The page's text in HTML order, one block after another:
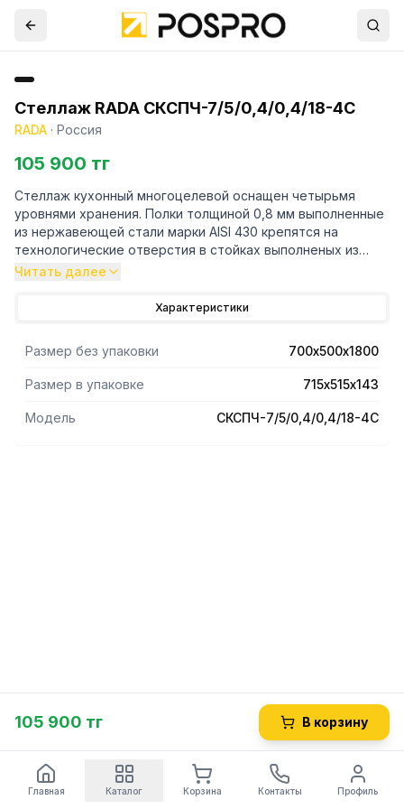
Стеллаж RADA СКСПЧ-7/5/0,4/0,4/18-4С
RADA · Россия
105 900 тг
Стеллаж кухонный многоцелевой оснащен четырьмя
уровнями хранения. Полки толщиной 0,8 мм выполненные
из нержавеющей стали марки AISI 430 крепятся на
технологические отверстия в стойках выполненых из
трубы профильной 40х40 марки AISI 430 и толщиной 1,2
разорбраном виде. Вариант поставки 4 полки и
комплекта 28 кг. Габариты упаковки полок 715х515х143 мм.
Читать далее
Характеристики
Размер без упаковки 700х500х1800
Размер в упаковке 715х515х143
Модель СКСПЧ-7/5/0,4/0,4/18-4С
105 900 тг В корзину
Главная Каталог Корзина Контакты Профиль